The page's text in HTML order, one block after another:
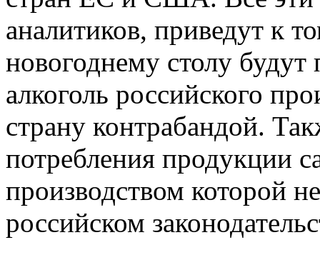
аналитиков, приведут к
новогоднему столу
алкоголь российского
страну контрабандой.
потребления продукции
производством которой
российском